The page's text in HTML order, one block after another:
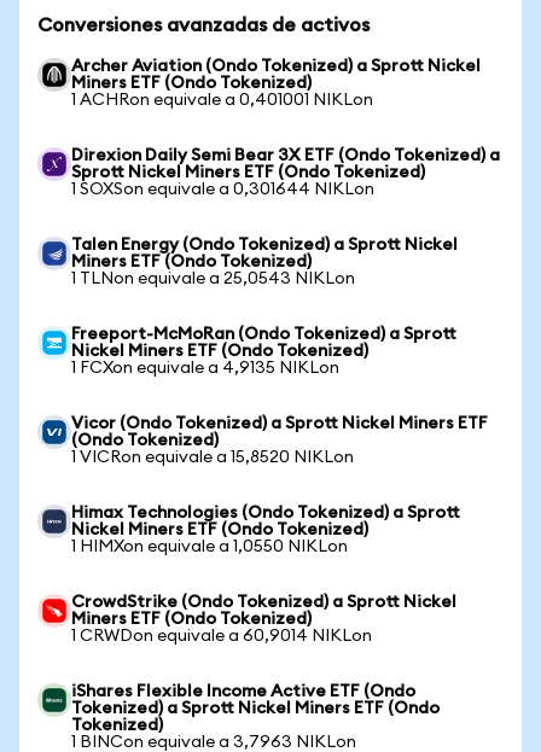
Conversiones avanzadas de activos
Archer Aviation (Ondo Tokenized) a Sprott Nickel
Miners ETF (Ondo Tokenized)
1 ACHRon equivale a 0,401001 NIKLon
Direxion Daily Semi Bear 3X ETF (Ondo Tokenized) a
Sprott Nickel Miners ETF (Ondo Tokenized)
1 SOXSon equivale a 0,301644 NIKLon
Talen Energy (Ondo Tokenized) a Sprott Nickel
Miners ETF (Ondo Tokenized)
1 TLNon equivale a 25,0543 NIKLon
Freeport-McMoRan (Ondo Tokenized) a Sprott
Nickel Miners ETF (Ondo Tokenized)
1 FCXon equivale a 4,9135 NIKLon
Vicor (Ondo Tokenized) a Sprott Nickel Miners ETF
(Ondo Tokenized)
1 VICRon equivale a 15,8520 NIKLon
Himax Technologies (Ondo Tokenized) a Sprott
Nickel Miners ETF (Ondo Tokenized)
1 HIMXon equivale a 1,0550 NIKLon
CrowdStrike (Ondo Tokenized) a Sprott Nickel
Miners ETF (Ondo Tokenized)
1 CRWDon equivale a 60,9014 NIKLon
iShares Flexible Income Active ETF (Ondo
Tokenized) a Sprott Nickel Miners ETF (Ondo
Tokenized)
1 BINCon equivale a 3,7963 NIKLon